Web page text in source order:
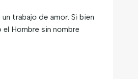
trabajo de amor. Si bien
Hombre sin nombre